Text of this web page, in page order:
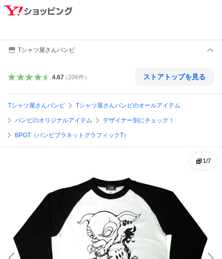
Tシャツ屋さんバンビ
4.67（ 206件） ストアトップを見る
Tシャツ屋さんバンビ Tシャツ屋さんバンビのオールアイテム
バンビのオリジナルアイテム デザイナー別にチェック！
BPGT（バンビプラネットグラフィックT）
1/7